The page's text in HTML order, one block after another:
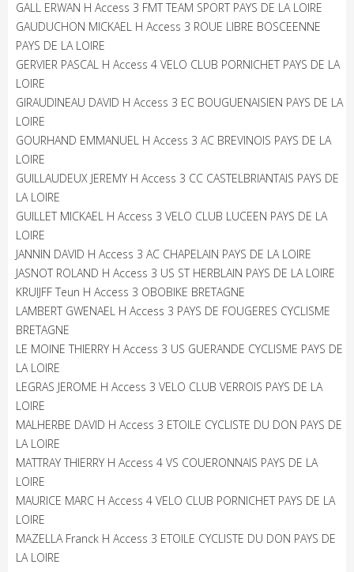
GALL ERWAN H Access 3 FMT TEAM SPORT PAYS DE LA LOIRE
GAUDUCHON MICKAEL H Access 3 ROUE LIBRE BOSCEENNE
PAYS DE LA LOIRE
GERVIER PASCAL H Access 4 VELO CLUB PORNICHET PAYS DE LA
LOIRE
GIRAUDINEAU DAVID H Access 3 EC BOUGUENAISIEN PAYS DE LA
LOIRE
GOURHAND EMMANUEL H Access 3 AC BREVINOIS PAYS DE LA
LOIRE
GUILLAUDEUX JEREMY H Access 3 CC CASTELBRIANTAIS PAYS DE
LA LOIRE
GUILLET MICKAEL H Access 3 VELO CLUB LUCEEN PAYS DE LA
LOIRE
JANNIN DAVID H Access 3 AC CHAPELAIN PAYS DE LA LOIRE
JASNOT ROLAND H Access 3 US ST HERBLAIN PAYS DE LA LOIRE
KRUIJFF Teun H Access 3 OBOBIKE BRETAGNE
LAMBERT GWENAEL H Access 3 PAYS DE FOUGERES CYCLISME
BRETAGNE
LE MOINE THIERRY H Access 3 US GUERANDE CYCLISME PAYS DE
LA LOIRE
LEGRAS JEROME H Access 3 VELO CLUB VERROIS PAYS DE LA
LOIRE
MALHERBE DAVID H Access 3 ETOILE CYCLISTE DU DON PAYS DE
LA LOIRE
MATTRAY THIERRY H Access 4 VS COUERONNAIS PAYS DE LA
LOIRE
MAURICE MARC H Access 4 VELO CLUB PORNICHET PAYS DE LA
LOIRE
MAZELLA Franck H Access 3 ETOILE CYCLISTE DU DON PAYS DE
LA LOIRE